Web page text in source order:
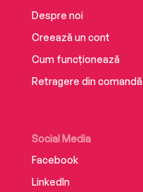
Despre noi
Creează un cont
Cum funcționează
Retragere din comandă
Social Media
Facebook
LinkedIn